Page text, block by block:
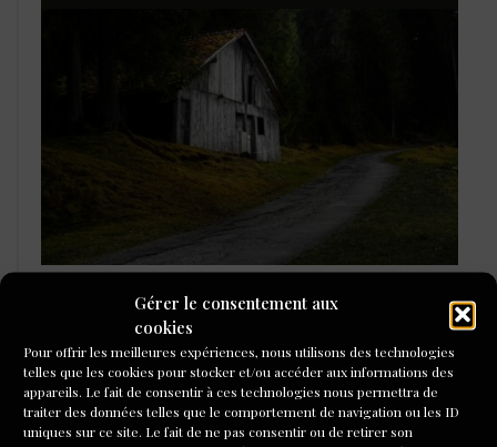
Gérer le consentement aux
cookies
Pour offrir les meilleures expériences, nous utilisons des technologies
telles que les cookies pour stocker et/ou accéder aux informations des
appareils. Le fait de consentir à ces technologies nous permettra de
traiter des données telles que le comportement de navigation ou les ID
uniques sur ce site. Le fait de ne pas consentir ou de retirer son
L'ÉCOLE DU ROMAN D'ALEPH-
ÉCRITURE